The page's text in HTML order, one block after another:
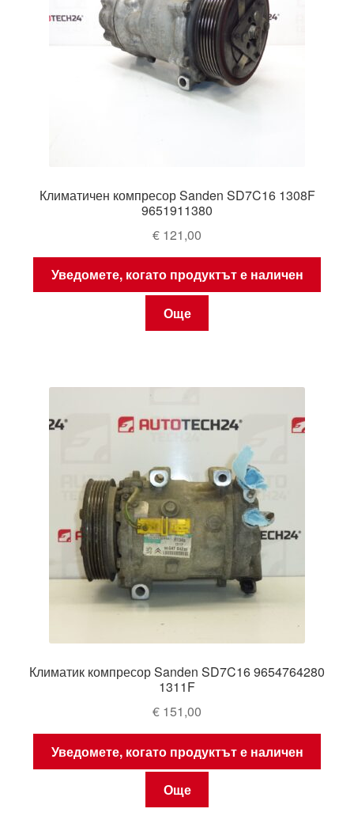
Климатичен компресор Sanden SD7C16 1308F
9651911380
€ 121,00
Уведомете, когато продуктът е наличен
Още
Климатик компресор Sanden SD7C16 9654764280
1311F
€ 151,00
Уведомете, когато продуктът е наличен
Още